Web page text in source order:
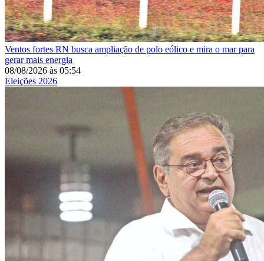
Ventos fortes RN busca ampliação de polo eólico e mira o mar para
gerar mais energia
08/08/2026 às 05:54
Eleições 2026